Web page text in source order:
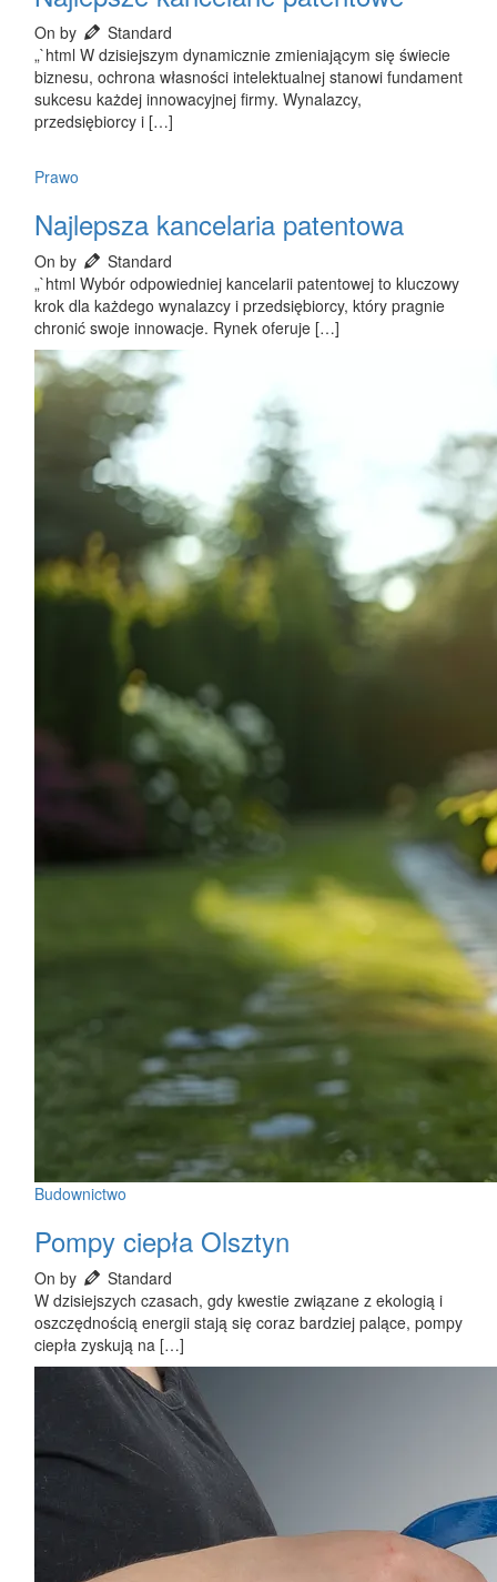
On by
Standard
„`html W dzisiejszym dynamicznie zmieniającym się świecie
biznesu, ochrona własności intelektualnej stanowi fundament
sukcesu każdej innowacyjnej firmy. Wynalazcy,
przedsiębiorcy i […]
Prawo
Najlepsza kancelaria patentowa
On by
Standard
„`html Wybór odpowiedniej kancelarii patentowej to kluczowy
krok dla każdego wynalazcy i przedsiębiorcy, który pragnie
chronić swoje innowacje. Rynek oferuje […]
Budownictwo
Pompy ciepła Olsztyn
On by
Standard
W dzisiejszych czasach, gdy kwestie związane z ekologią i
oszczędnością energii stają się coraz bardziej palące, pompy
ciepła zyskują na […]